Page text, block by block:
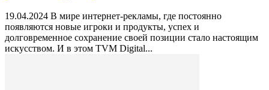
19.04.2024 В мире интернет-рекламы, где постоянно
появляются новые игроки и продукты, успех и
долговременное сохранение своей позиции стало настоящим
искусством. И в этом TVM Digital...